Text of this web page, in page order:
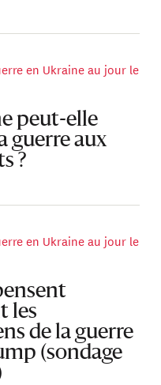
en Ukraine au jour le
peut-elle
guerre aux
?
en Ukraine au jour le
les
de la guerre
(sondage